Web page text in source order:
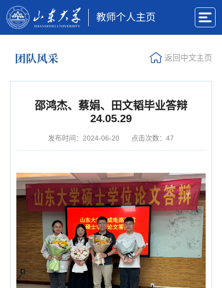
教师个人主页
团队风采 返回中文主页
邵鸿杰、蔡娟、田文韬毕业答辩
24.05.29
发布时间：2024-06-20 点击次数： 47